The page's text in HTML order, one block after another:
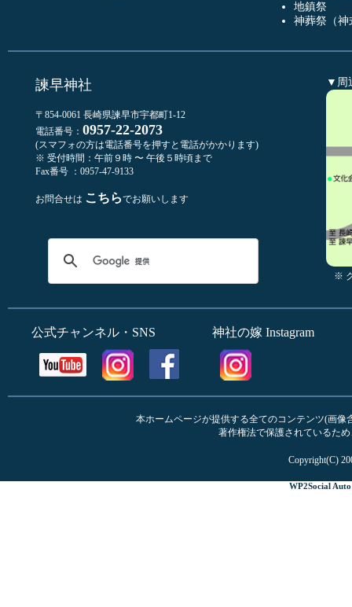
地鎮祭
神葬祭（神
諫早神社
〒854-0061 長崎県諫早市宇都町1-12
電話番号： 0957-22-2073
(スマフォの方は電話番号を押すと電話がかかります)
※ 受付時間：午前９時 〜 午後５時頃まで
Fax番号 ：0957-47-9133
お問合せは こちらでお願いします
▼周
※
公式チャンネル・SNS 神社の嫁 Instagram
本ホームページが提供する全てのコンテンツ(画
著作権法で保護されているた
Copyright(C)
WP2Social